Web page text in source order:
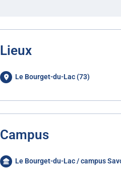
Lieux
Le Bourget-du-Lac (73)
Campus
Le Bourget-du-Lac / campus